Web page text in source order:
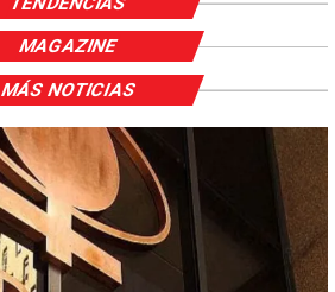
MAGAZINE
MÁS NOTICIAS